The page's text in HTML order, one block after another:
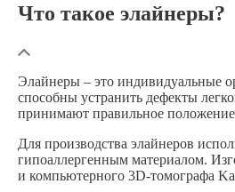
Что такое элайнеры?
Элайнеры – это индивидуальные
способны устранить дефекты
принимают правильное
Для производства элайнеров
гипоаллергенным материалом.
и компьютерного 3D-томографа